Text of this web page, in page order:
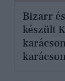
Bizarr
készült